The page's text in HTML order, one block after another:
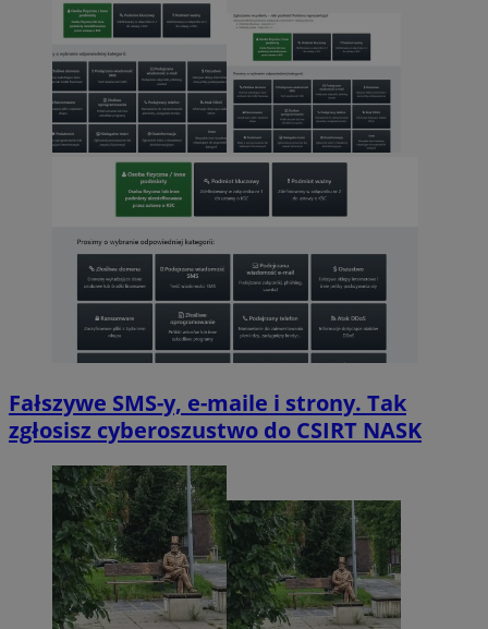
Fałszywe SMS-y, e-maile i strony. Tak
zgłosisz cyberoszustwo do CSIRT NASK